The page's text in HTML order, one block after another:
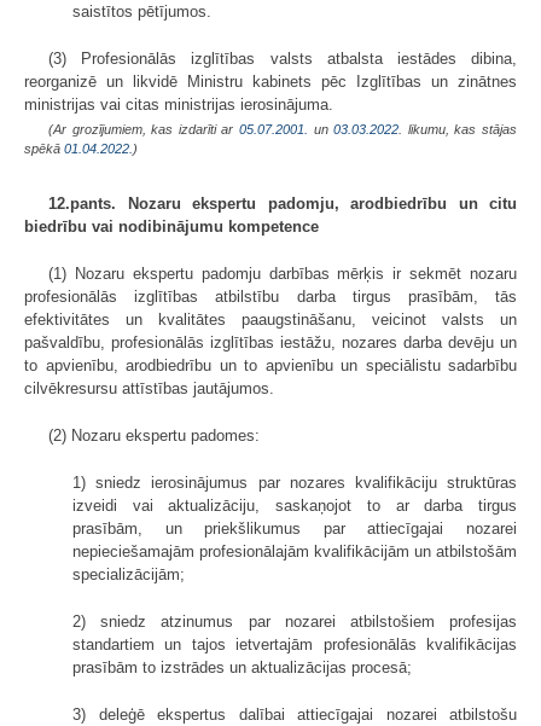
saistītos pētījumos.
(3) Profesionālās izglītības valsts atbalsta iestādes dibina,
reorganizē un likvidē Ministru kabinets pēc Izglītības un zinātnes
ministrijas vai citas ministrijas ierosinājuma.
(Ar grozījumiem, kas izdarīti ar 05.07.2001. un03.03.2022 . likumu, kas stājas
spēkā 01.04.2022. )
12.pants. Nozaru ekspertu padomju, arodbiedrību un citu
biedrību vai nodibinājumu kompetence
(1) Nozaru ekspertu padomju darbības mērķis ir sekmēt nozaru
profesionālās izglītības atbilstību darba tirgus prasībām, tās
efektivitātes un kvalitātes paaugstināšanu, veicinot valsts un
pašvaldību, profesionālās izglītības iestāžu, nozares darba devēju un
to apvienību, arodbiedrību un to apvienību un speciālistu sadarbību
cilvēkresursu attīstības jautājumos.
(2) Nozaru ekspertu padomes:
1) sniedz ierosinājumus par nozares kvalifikāciju struktūras
izveidi vai aktualizāciju, saskaņojot to ar darba tirgus
prasībām, un priekšlikumus par attiecīgajai nozarei
nepieciešamajām profesionālajām kvalifikācijām un atbilstošām
specializācijām;
2) sniedz atzinumus par nozarei atbilstošiem profesijas
standartiem un tajos ietvertajām profesionālās kvalifikācijas
prasībām to izstrādes un aktualizācijas procesā;
3) deleģē ekspertus dalībai attiecīgajai nozarei atbilstošu